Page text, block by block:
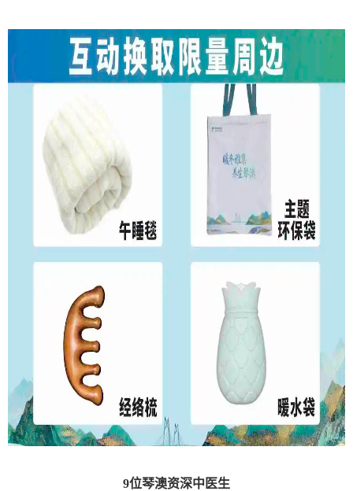
9位琴澳资深中医生